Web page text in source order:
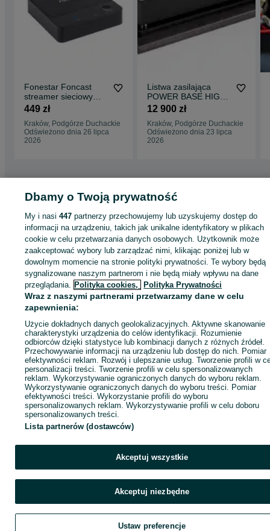
Fonestar Foncast
streamer sieciowy
bluetooth
449 zł
Kraków, Podgórze Duchackie
Odświeżono dnia 26 lipca
2026
Listwa zasilająca
POWER BASE HIGH-
END
12 900 zł
Kraków, Podgórze Duchackie
Odświeżono dnia 23 lipca
2026
Strona główna Elektronika Sprzęt audio
Pozostałe - Małopolskie
Pozostałe - Kraków Pozostałe - Podgórze
KATEGORIA
ID:749929311 Wyświetlenia:
Zadzwoń / SMS
Dbamy o Twoją prywatność
My i nasi447 partnerzy przechowujemy lub uzyskujemy dostęp do
informacji na urządzeniu, takich jak unikalne identyfikatory w plikach
cookie w celu przetwarzania danych osobowych. Użytkownik może
zaakceptować wybory lub zarządzać nimi, klikając poniżej lub w
dowolnym momencie na stronie polityki prywatności. Te wybory będą
sygnalizowane naszym partnerom i nie będą miały wpływu na dane
przeglądania. Polityka cookies, Polityka Prywatności
Wraz z naszymi partnerami przetwarzamy dane w celu
zapewnienia:
Użycie dokładnych danych geolokalizacyjnych. Aktywne skanowanie
charakterystyki urządzenia do celów identyfikacji. Rozumienie
odbiorców dzięki statystyce lub kombinacji danych z różnych źródeł.
Przechowywanie informacji na urządzeniu lub dostęp do nich. Pomiar
efektywności reklam. Rozwój i ulepszanie usług. Tworzenie profili w
personalizacji treści. Tworzenie profili w celu spersonalizowanych
reklam. Wykorzystywanie ograniczonych danych do wyboru reklam.
Wykorzystywanie ograniczonych danych do wyboru treści. Pomiar
efektywności treści. Wykorzystanie profili do wyboru
spersonalizowanych reklam. Wykorzystywanie profili w celu doboru
spersonalizowanych treści.
Lista partnerów (dostawców)
Akceptuj wszystkie
Akceptuj niezbędne
Ustaw preferencje